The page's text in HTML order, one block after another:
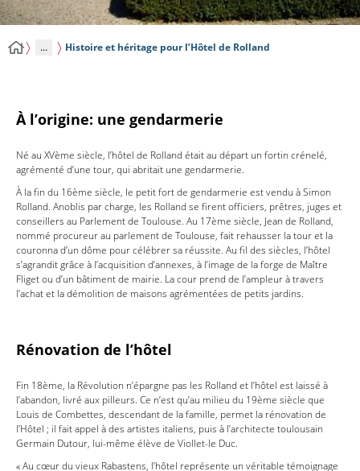
... Histoire et héritage pour l’Hôtel de Rolland
À l’origine: une gendarmerie
Né au XVème siècle, l’hôtel de Rolland était au départ un fortin crénelé,
agrémenté d’une tour, qui abritait une gendarmerie.
À la fin du 16ème siècle, le petit fort de gendarmerie est vendu à Simon
Rolland. Anoblis par charge, les Rolland se firent officiers, prêtres, juges et
conseillers au Parlement de Toulouse. Au 17ème siècle, Jean de Rolland,
nommé procureur au parlement de Toulouse, fait rehausser la tour et la
couronna d’un dôme pour célébrer sa réussite. Au fil des siècles, l’hôtel
s’agrandit grâce à l’acquisition d’annexes, à l’image de la forge de Maître
Fliget ou d’un bâtiment de mairie. La cour prend de l’ampleur à travers
l’achat et la démolition de maisons agrémentées de petits jardins.
Rénovation de l’hôtel
Fin 18ème, la Révolution n’épargne pas les Rolland et l’hôtel est laissé à
l’abandon, livré aux pilleurs. Ce n’est qu’au milieu du 19ème siècle que
Louis de Combettes, descendant de la famille, permet la rénovation de
l’Hôtel ; il fait appel à des artistes italiens, puis à l’architecte toulousain
Germain Dutour, lui-même élève de Viollet-le Duc.
« Au cœur du vieux Rabastens, l’hôtel représente un véritable témoignage